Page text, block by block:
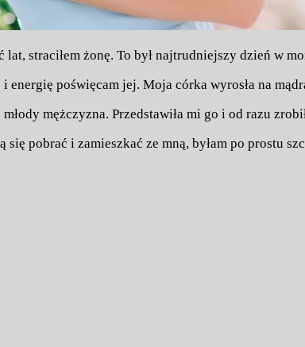
lat, straciłem żonę. To był najtrudniejszy dzień w
energię poświęcam jej. Moja córka wyrosła na
mężczyzna. Przedstawiła mi go i od razu
pobrać i zamieszkać ze mną, byłam po prostu